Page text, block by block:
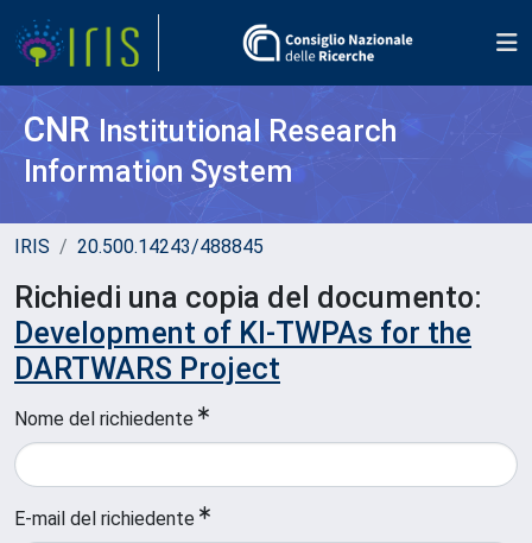
CNR Institutional Research
Information System
IRIS 20.500.14243/488845
Richiedi una copia del documento:
Development of KI-TWPAs for the
DARTWARS Project
Nome del richiedente
E-mail del richiedente